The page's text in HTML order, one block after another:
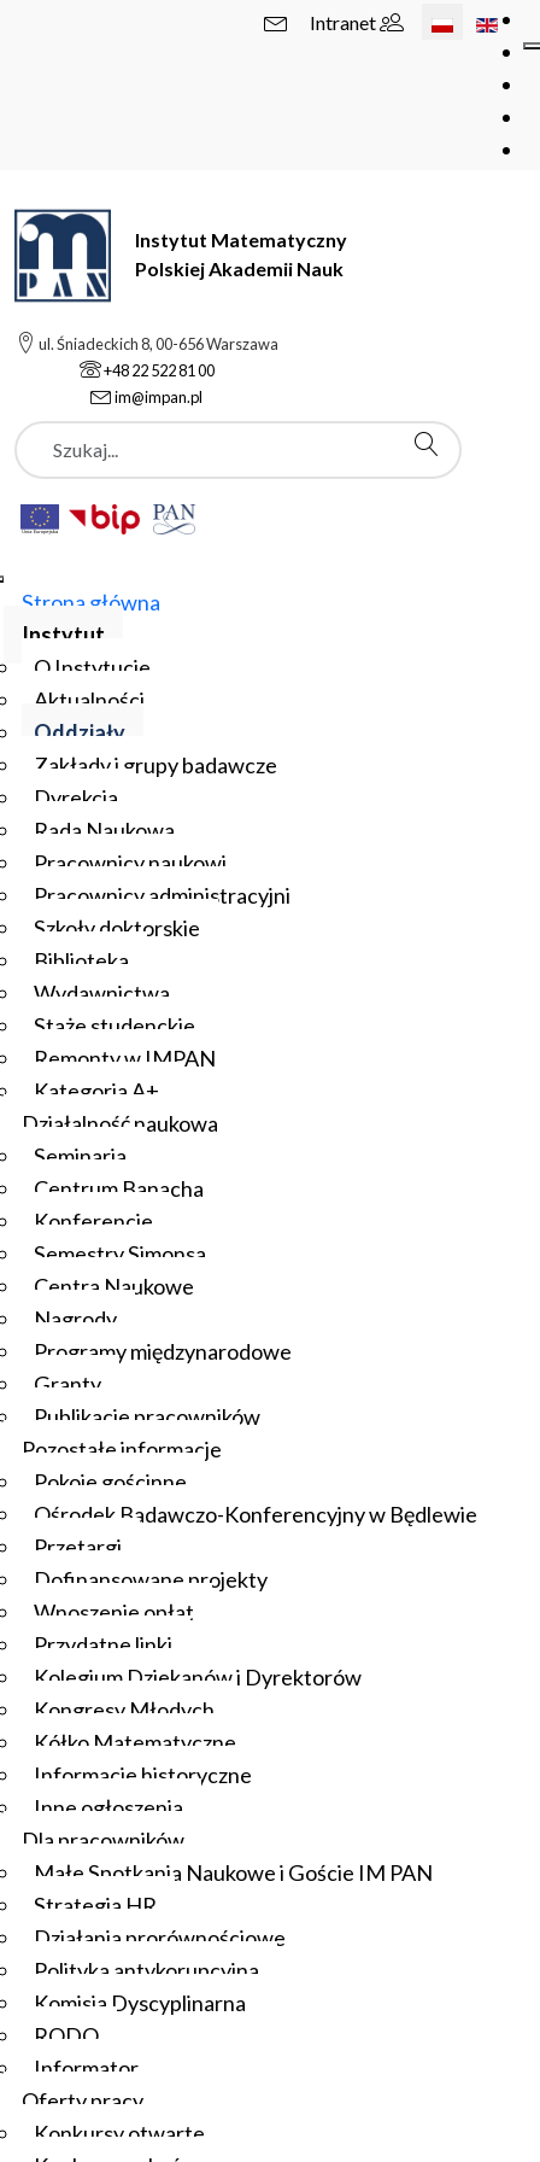
Wybierz swój
Intranet
Instytut Matematyczny
Polskiej Akademii Nauk
ul. Śniadeckich 8, 00-656 Warszawa
+48 22 522 81 00
im@impan.pl
Szukaj
Strona główna
Instytut
O Instytucie
Aktualności
Oddziały
Zakłady i grupy badawcze
Dyrekcja
Rada Naukowa
Pracownicy naukowi
Pracownicy administracyjni
Szkoły doktorskie
Biblioteka
Wydawnictwa
Staże studenckie
Remonty w IMPAN
Kategoria A+
Działalność naukowa
Seminaria
Centrum Banacha
Konferencje
Semestry Simonsa
Centra Naukowe
Nagrody
Programy międzynarodowe
Granty
Publikacje pracowników
Pozostałe informacje
Pokoje gościnne
Ośrodek Badawczo-Konferencyjny w Będlewie
Przetargi
Dofinansowane projekty
Wnoszenie opłat
Przydatne linki
Kolegium Dziekanów i Dyrektorów
Kongresy Młodych
Kółko Matematyczne
Informacje historyczne
Inne ogłoszenia
Dla pracowników
Małe Spotkania Naukowe i Goście IM PAN
Strategia HR
Działania prorównościowe
Polityka antykorupcyjna
Komisja Dyscyplinarna
RODO
Informator
Oferty pracy
Konkursy otwarte